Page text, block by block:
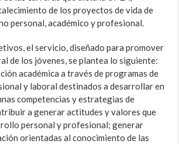
de los proyectos de vida de
personal, académico y profesional.
el servicio, diseñado para promover
de los jóvenes, se plantea lo siguiente:
académica a través de programas de
y laboral destinados a desarrollar en
competencias y estrategias de
a generar actitudes y valores que
personal y profesional; generar
orientadas al conocimiento de las